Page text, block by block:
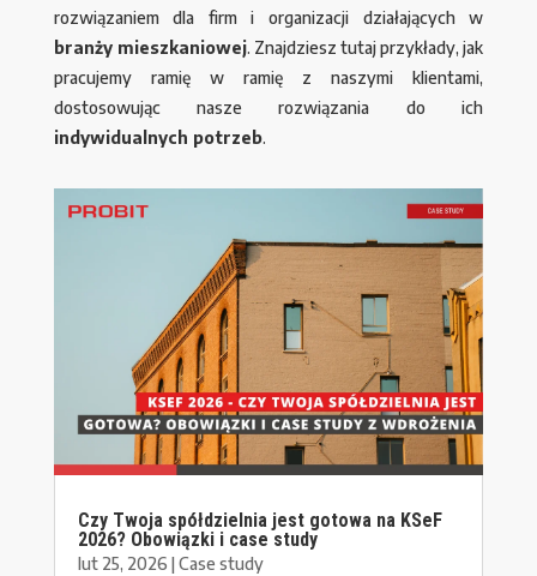
rozwiązaniem dla firm i organizacji działających w
branży mieszkaniowej. Znajdziesz tutaj przykłady, jak
pracujemy ramię w ramię z naszymi klientami,
dostosowując nasze rozwiązania do ich
indywidualnych potrzeb.
Czy Twoja spółdzielnia jest gotowa na KSeF
2026? Obowiązki i case study
lut 25, 2026 |Case study